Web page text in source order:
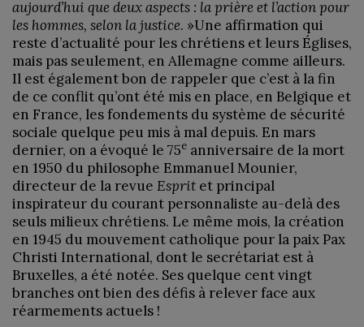
aujourd’hui que deux aspects : la prière et l’action pour
les hommes, selon la justice. »Une affirmation qui
reste d’actualité pour les chrétiens et leurs Églises,
mais pas seulement, en Allemagne comme ailleurs.
Il est également bon de rappeler que c’est à la fin
de ce conflit qu’ont été mis en place, en Belgique et
en France, les fondements du système de sécurité
sociale quelque peu mis à mal depuis. En mars
dernier, on a évoqué le 75e anniversaire de la mort
en 1950 du philosophe Emmanuel Mounier,
directeur de la revue Esprit et principal
inspirateur du courant personnaliste au-delà des
seuls milieux chrétiens. Le même mois, la création
en 1945 du mouvement catholique pour la paix Pax
Christi International, dont le secrétariat est à
Bruxelles, a été notée. Ses quelque cent vingt
branches ont bien des défis à relever face aux
réarmements actuels !